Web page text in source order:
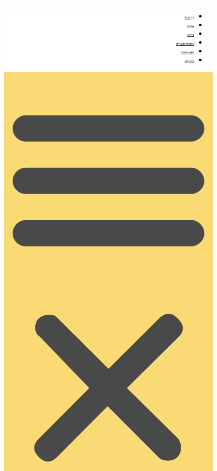
לתוכן
דף הבית
אודות
גלריה
כתבות מהעולם
תקנון האתר
צרו קשר